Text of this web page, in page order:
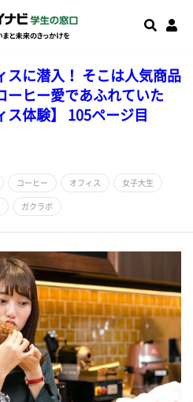
スに潜入！ そこは人気商品
ーヒー愛であふれていた
ス体験】 105ページ目
コーヒー オフィス 女子大生
ガクラボ